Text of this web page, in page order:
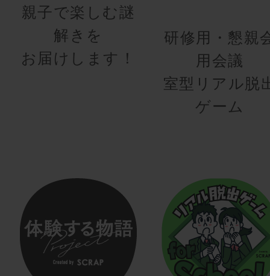
親子で楽しむ謎
解きを
お届けします！
研修用・懇親
用会議
室型リアル脱
ゲーム